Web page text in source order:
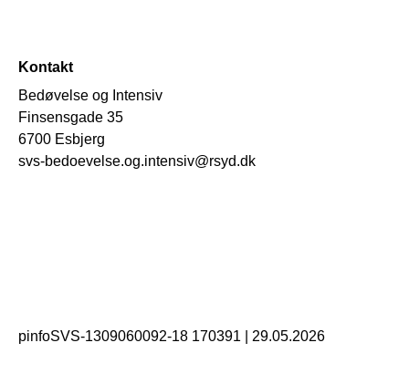
Kontakt
Bedøvelse og Intensiv
Finsensgade 35
6700 Esbjerg
svs-bedoevelse.og.intensiv@rsyd.dk
pinfoSVS-1309060092-18 170391 29.05.2026